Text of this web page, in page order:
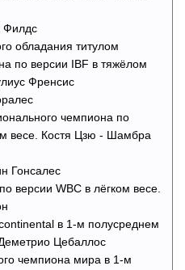
Филдс
обладания титулом
по версии IBF в тяжёлом
Френсис
чемпиона по
весе. Костя Цзю - Шамбра
Гонсалес
версии WBC в лёгком весе.
в 1-м полусреднем
Цебаллос
чемпиона мира в 1-м